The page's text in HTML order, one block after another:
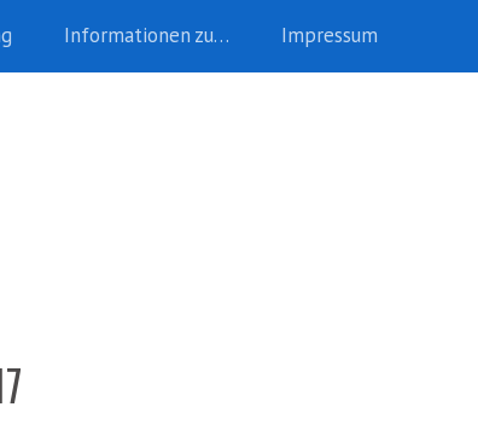
Informationen zu… Impressum